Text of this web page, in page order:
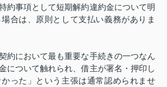
約事項として短期解約違約金について明
合は、原則として支払い義務がありま
約において最も重要な手続きの一つなん
について触れられ、借主が署名・押印し
った」という主張は通常認められませ